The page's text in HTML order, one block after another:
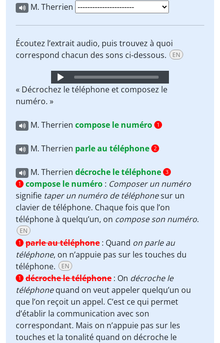
M. Therrien
Écoutez l’extrait audio, puis trouvez à quoi
correspond chacun des sons ci-dessous.
EN
Audio
Player
« Décrochez le téléphone et composez le
numéro. »
M. Therrien compose le numéro 1
M. Therrien parle au téléphone 2
M. Therrien décroche le téléphone 3
1
compose le numéro : Composer un numéro
signifie taper un numéro de téléphonesur un
clavier de téléphone. Chaque fois que l’on
téléphone à quelqu’un, on compose son numéro.
EN
1 parle au téléphone : Quand on parle au
téléphone, on n’appuie pas sur les touches du
téléphone.
EN
1 décroche le téléphone : On décroche le
téléphonequand on veut appeler quelqu’un ou
que l’on reçoit un appel. C’est ce qui permet
d’établir la communication avec son
correspondant. Mais on n’appuie pas sur les
touches et la tonalité quand on décroche le